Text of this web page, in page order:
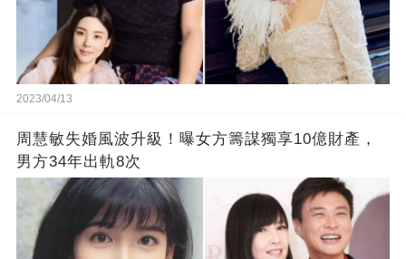
2023/04/13
周慧敏失婚風波升級！曝女方籌謀獨享10億財產，
男方34年出軌8次